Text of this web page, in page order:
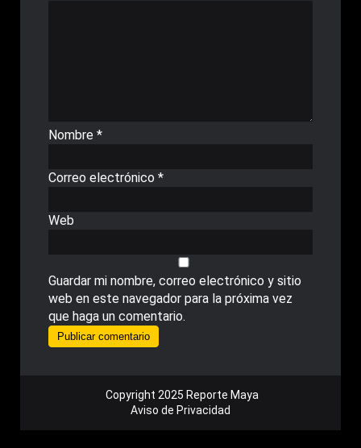
Nombre *
Correo electrónico *
Web
Guardar mi nombre, correo electrónico y sitio
web en este navegador para la próxima vez
que haga un comentario.
Copyright 2025 Reporte Maya
Aviso de Privacidad